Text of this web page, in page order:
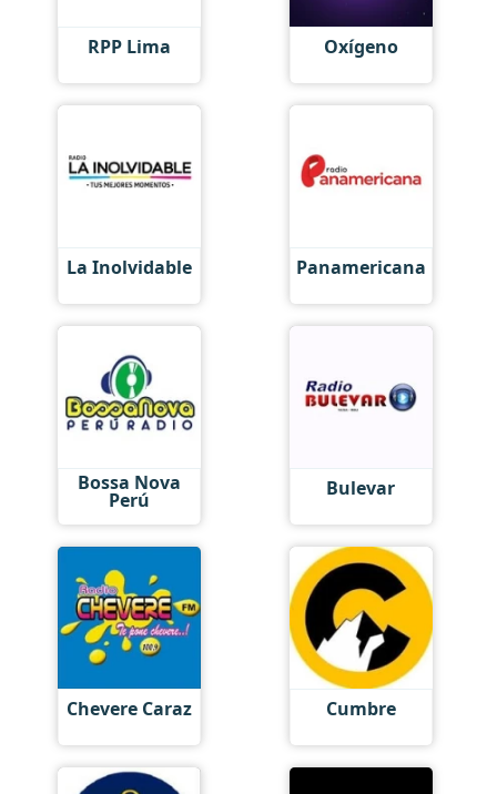
RPP Lima Oxígeno
La Inolvidable Panamericana
Bossa Nova
Perú Bulevar
Chevere Caraz Cumbre